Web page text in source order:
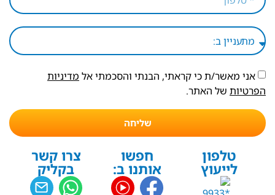
אני מאשר/ת כי קראתי, הבנתי והסכמתי אל מדיניות
הפרטיות של האתר.
שליחה
טלפון
לייעוץ
חפשו
אותנו ב:
צרו קשר
בקליק